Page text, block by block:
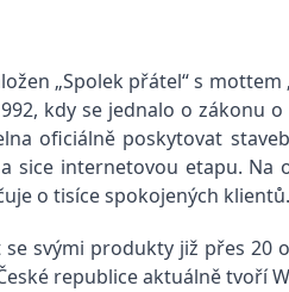
„Spolek přátel“ s
kdy se jednalo o
oficiálně poskytovat
sice internetovou etapu.
o tisíce spokojených klientů.
svými produkty již přes
republice aktuálně tvoří